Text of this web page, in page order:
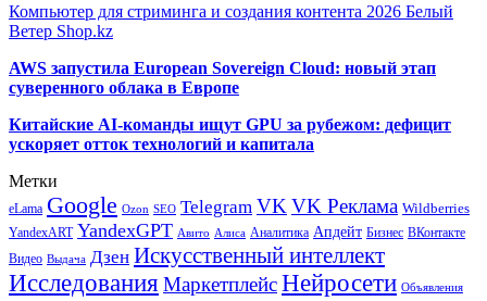
Компьютер для стриминга и создания контента 2026 Белый
Ветер Shop.kz
AWS запустила European Sovereign Cloud: новый этап
суверенного облака в Европе
Китайские AI-команды ищут GPU за рубежом: дефицит
ускоряет отток технологий и капитала
Метки
eLama Google Ozon SEO Telegram VK VK Реклама Wildberries
YandexART YandexGPT Авито Алиса Аналитика Апдейт Бизнес ВКонтакте
Видео Выдача Дзен Искусственный интеллект
Исследования МаркетплейсНейросети Объявления